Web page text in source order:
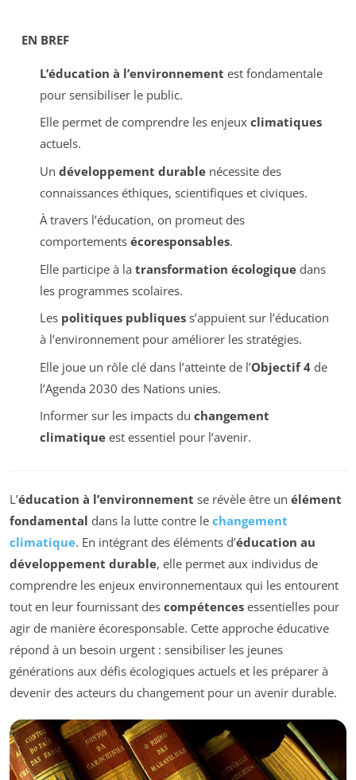
EN BREF
L’éducation à l’environnement est fondamentale
pour sensibiliser le public.
Elle permet de comprendre les enjeux climatiques
actuels.
Un développement durablenécessite des
connaissances éthiques, scientifiques et civiques.
À travers l’éducation, on promeut des
comportements écoresponsables.
Elle participe à la transformation écologiquedans
les programmes scolaires.
Les politiques publiquess’appuient sur l’éducation
à l’environnement pour améliorer les stratégies.
Elle joue un rôle clé dans l’atteinte de l’Objectif 4de
l’Agenda 2030 des Nations unies.
Informer sur les impacts du changement
climatiqueest essentiel pour l’avenir.
L’éducation à l’environnement se révèle être un élément
fondamental dans la lutte contre le changement
climatique. En intégrant des éléments d’éducation au
développement durable, elle permet aux individus de
comprendre les enjeux environnementaux qui les entourent
tout en leur fournissant des compétences essentielles pour
agir de manière écoresponsable. Cette approche éducative
répond à un besoin urgent : sensibiliser les jeunes
générations aux défis écologiques actuels et les préparer à
devenir des acteurs du changement pour un avenir durable.